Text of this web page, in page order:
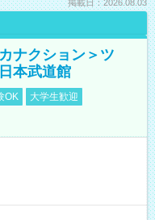
掲載日：2026.08.03
ナクション＞ツ
本武道館
OK
大学生歓迎